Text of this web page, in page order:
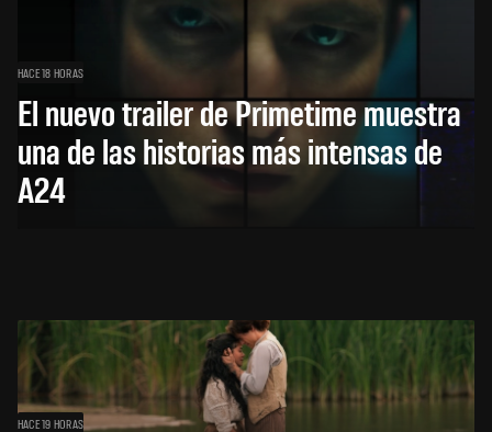
HACE 18 HORAS
El nuevo trailer de Primetime muestra
una de las historias más intensas de
A24
HACE 19 HORAS